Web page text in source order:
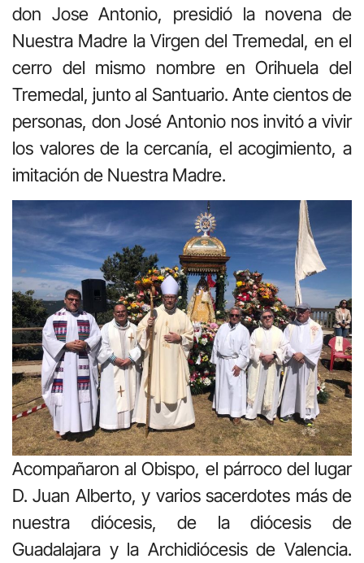
don Jose Antonio, presidió la novena de
Nuestra Madre la Virgen del Tremedal, en el
cerro del mismo nombre en Orihuela del
Tremedal, junto al Santuario. Ante cientos de
personas, don José Antonio nos invitó a vivir
los valores de la cercanía, el acogimiento, a
imitación de Nuestra Madre.
Acompañaron al Obispo, el párroco del lugar
D. Juan Alberto, y varios sacerdotes más de
nuestra diócesis, de la diócesis de
Guadalajara y la Archidiócesis de Valencia.